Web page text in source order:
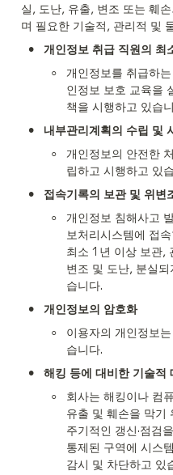
실, 도난, 유출, 변조 또는 훼
며 필요한 기술적, 관리적 및
• 개인정보 취급 직원의 최
◦
개인정보를 취급하
인정보 보호 교육을
책을 시행하고 있습
• 내부관리계획의 수립 및
◦
개인정보의 안전한
립하고 시행하고 있
• 접속기록의 보관 및 위변
◦
개인정보 침해사고
보처리시스템에 접
최소 1년 이상 보관,
변조 및 도난, 분실
습니다.
• 개인정보의 암호화
◦
이용자의 개인정보
습니다.
• 해킹 등에 대비한 기술적
◦
회사는 해킹이나 컴
유출 및 훼손을 막기
주기적인 갱신·점검
통제된 구역에 시스
감시 및 차단하고 있